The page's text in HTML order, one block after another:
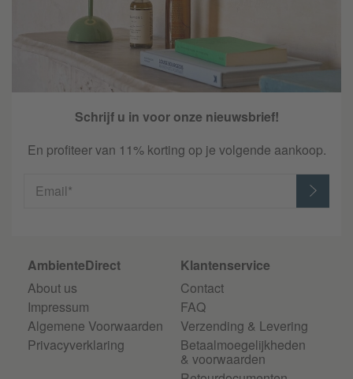
Schrijf u in voor onze nieuwsbrief!
En profiteer van 11% korting op je volgende aankoop.
Email*
AmbienteDirect
About us
Impressum
Algemene Voorwaarden
Privacyverklaring
Klantenservice
Contact
FAQ
Verzending & Levering
Betaalmoegelijkheden
& voorwaarden